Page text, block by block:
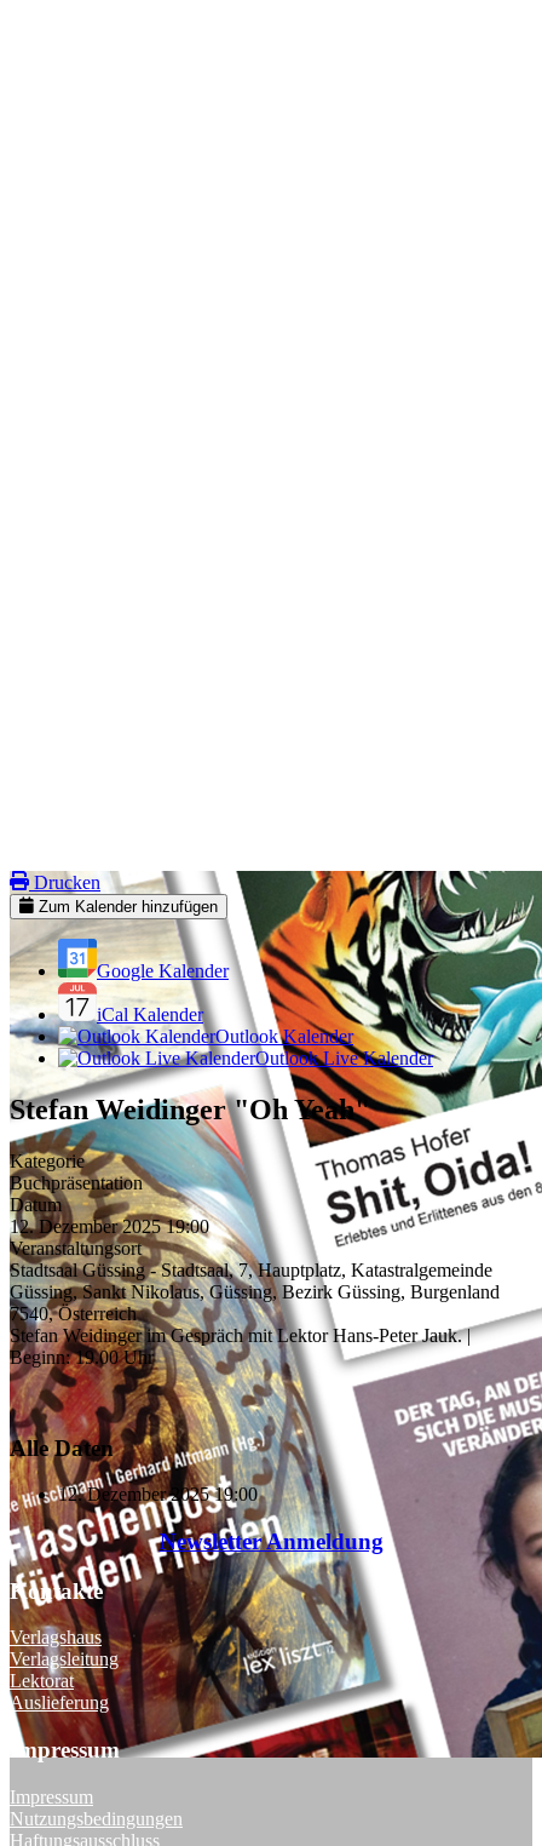
Drucken
Zum Kalender hinzufügen
Google Kalender
iCal Kalender
Outlook Kalender
Outlook Live Kalender
Stefan Weidinger "Oh Yeah"
Kategorie
Buchpräsentation
Datum
12. Dezember 2025 19:00
Veranstaltungsort
Stadtsaal Güssing - Stadtsaal, 7, Hauptplatz, Katastralgemeinde
Güssing, Sankt Nikolaus, Güssing, Bezirk Güssing, Burgenland
7540, Österreich
Stefan Weidinger im Gespräch mit Lektor Hans-Peter Jauk. |
Beginn: 19.00 Uhr
Alle Daten
12. Dezember 202519:00
Newsletter Anmeldung
Kontakte
Verlagshaus
Verlagsleitung
Lektorat
Auslieferung
Impressum
Impressum
Nutzungsbedingungen
Haftungsausschluss